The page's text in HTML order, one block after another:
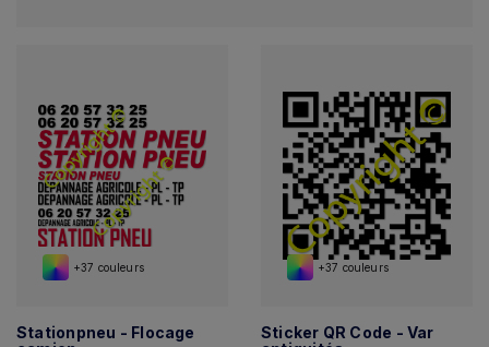
+37 couleurs
Stationpneu - Flocage
+37 couleurs
Sticker QR Code - Var